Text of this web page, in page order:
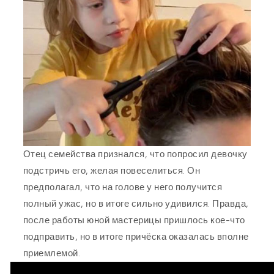
Отец семейства признался, что попросил девочку
подстричь его, желая повеселиться. Он
предполагал, что на голове у него получится
полный ужас, но в итоге сильно удивился. Правда,
после работы юной мастерицы пришлось кое-что
подправить, но в итоге причёска оказалась вполне
приемлемой.